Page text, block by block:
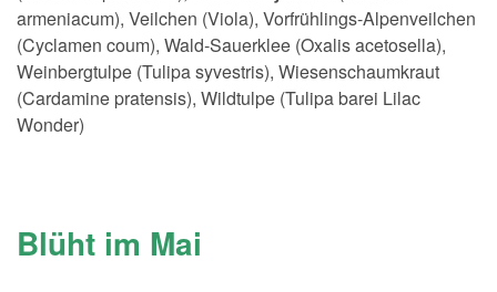
armeniacum), Veilchen (Viola), Vorfrühlings-Alpenveilchen
(Cyclamen coum), Wald-Sauerklee (Oxalis acetosella),
Weinbergtulpe (Tulipa syvestris), Wiesenschaumkraut
(Cardamine pratensis), Wildtulpe (Tulipa barei Lilac
Wonder)
Blüht im Mai